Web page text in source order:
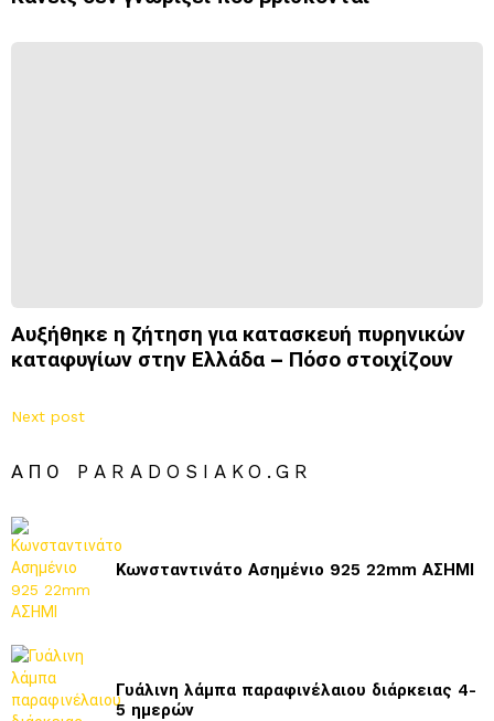
Αυξήθηκε η ζήτηση για κατασκευή πυρηνικών
καταφυγίων στην Ελλάδα – Πόσο στοιχίζουν
Next post
ΑΠΌ PARADOSIAKO.GR
Κωνσταντινάτο Ασημένιο 925 22mm ΑΣΗΜΙ
Γυάλινη λάμπα παραφινέλαιου διάρκειας 4-
5 ημερών